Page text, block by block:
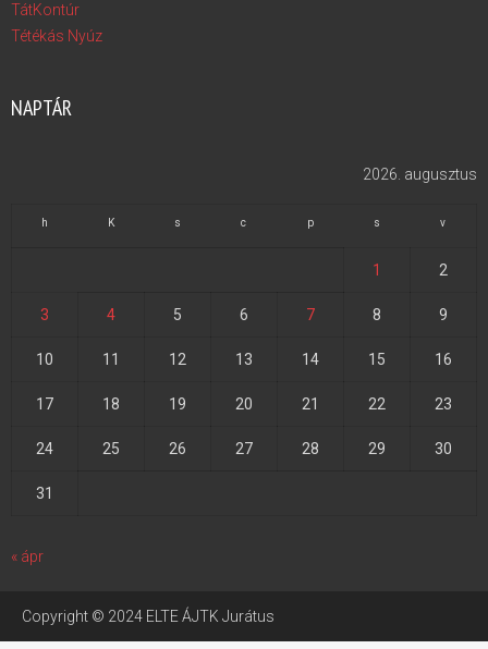
TátKontúr
Tétékás Nyúz
NAPTÁR
2026. augusztus
h K s c p s v
1 2
3 4 5 6 7 8 9
10 11 12 13 14 15 16
17 18 19 20 21 22 23
24 25 26 27 28 29 30
31
« ápr
Copyright © 2024 ELTE ÁJTK Jurátus